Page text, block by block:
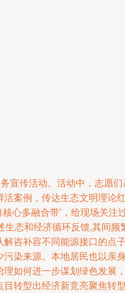
宣传活动。活动中，志愿们
案例，传达生态文明理论
心多融合带’，给现场关注
生态和经济循环反馈,其间频
咨补容不同能源接口的点
染来源。本地居民也以亲
如何进一步谋划绿色发展
转型出经济新竞亮聚焦转